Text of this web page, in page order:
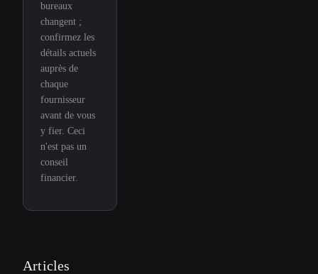
bureaux
changent ;
confirmez les
détails actuels
auprès de
chaque
fournisseur
avant de vous
y fier. Ceci
n'est pas un
conseil
financier.
Articles